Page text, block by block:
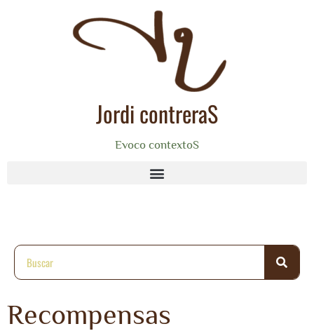
Jordi contreraS
Evoco contextoS
Recompensas